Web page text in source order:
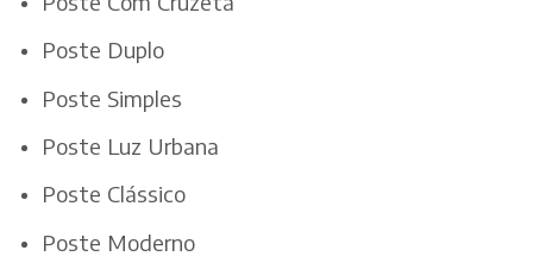
Poste Duplo
Poste Simples
Poste Luz Urbana
Poste Clássico
Poste Moderno